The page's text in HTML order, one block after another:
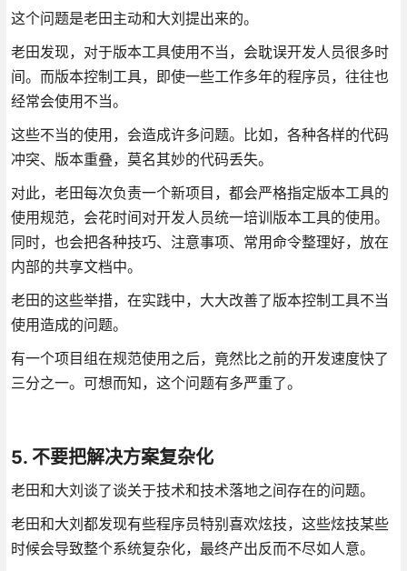
这个问题是老田主动和大刘提出来的。
老田发现，对于版本工具使用不当，会耽误开发人员很多时
间。而版本控制工具，即使一些工作多年的程序员，往往也
经常会使用不当。
这些不当的使用，会造成许多问题。比如，各种各样的代码
冲突、版本重叠，莫名其妙的代码丢失。
对此，老田每次负责一个新项目，都会严格指定版本工具的
使用规范，会花时间对开发人员统一培训版本工具的使用。
同时，也会把各种技巧、注意事项、常用命令整理好，放在
内部的共享文档中。
老田的这些举措，在实践中，大大改善了版本控制工具不当
使用造成的问题。
有一个项目组在规范使用之后，竟然比之前的开发速度快了
三分之一。可想而知，这个问题有多严重了。
5. 不要把解决方案复杂化
老田和大刘谈了谈关于技术和技术落地之间存在的问题。
老田和大刘都发现有些程序员特别喜欢炫技，这些炫技某些
时候会导致整个系统复杂化，最终产出反而不尽如人意。